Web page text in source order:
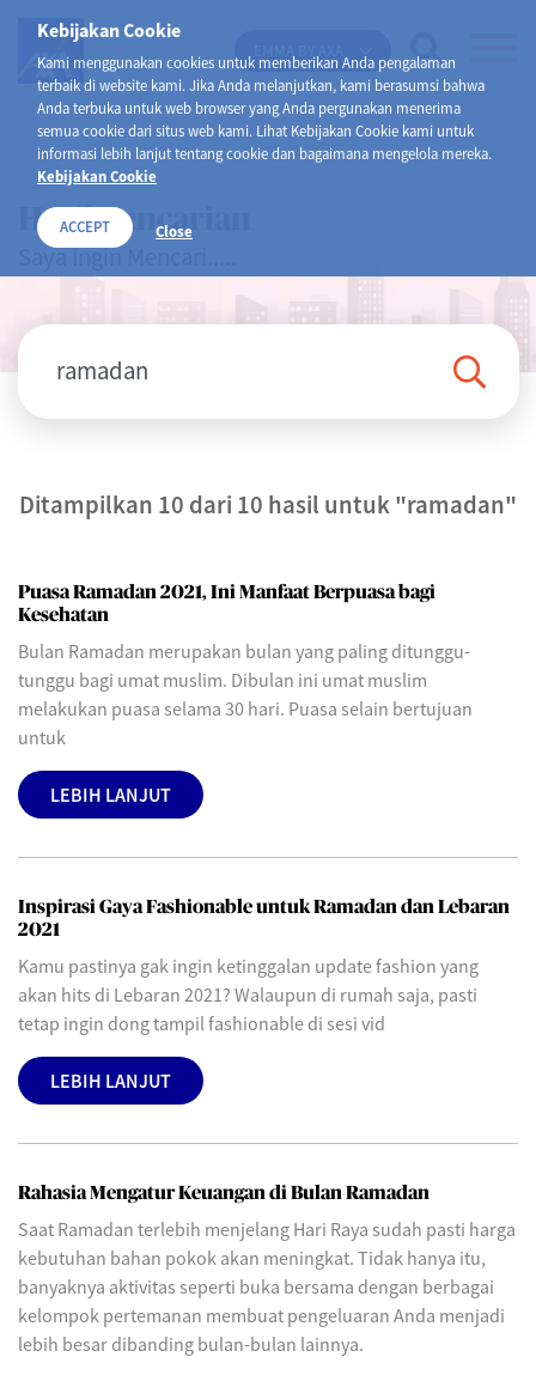
Kebijakan Cookie
Kami menggunakan cookies untuk memberikan Anda pengalaman
terbaik di website kami. Jika Anda melanjutkan, kami berasumsi bahwa
Anda terbuka untuk web browser yang Anda pergunakan menerima
semua cookie dari situs web kami. Lihat Kebijakan Cookie kami untuk
informasi lebih lanjut tentang cookie dan bagaimana mengelola mereka.
Kebijakan Cookie
ACCEPT Close
Hasil Pencarian
Saya Ingin Mencari.....
Ditampilkan 10 dari 10 hasil untuk"ramadan"
Puasa Ramadan 2021, Ini Manfaat Berpuasa bagi
Kesehatan
Bulan Ramadan merupakan bulan yang paling ditunggu-
tunggu bagi umat muslim. Dibulan ini umat muslim
melakukan puasa selama 30 hari. Puasa selain bertujuan
untuk
LEBIH LANJUT
Inspirasi Gaya Fashionable untuk Ramadan dan Lebaran
2021
Kamu pastinya gak ingin ketinggalan update fashion yang
akan hits di Lebaran 2021? Walaupun di rumah saja, pasti
tetap ingin dong tampil fashionable di sesi vid
LEBIH LANJUT
Rahasia Mengatur Keuangan di Bulan Ramadan
Saat Ramadan terlebih menjelang Hari Raya sudah pasti harga
kebutuhan bahan pokok akan meningkat. Tidak hanya itu,
banyaknya aktivitas seperti buka bersama dengan berbagai
kelompok pertemanan membuat pengeluaran Anda menjadi
lebih besar dibanding bulan-bulan lainnya.